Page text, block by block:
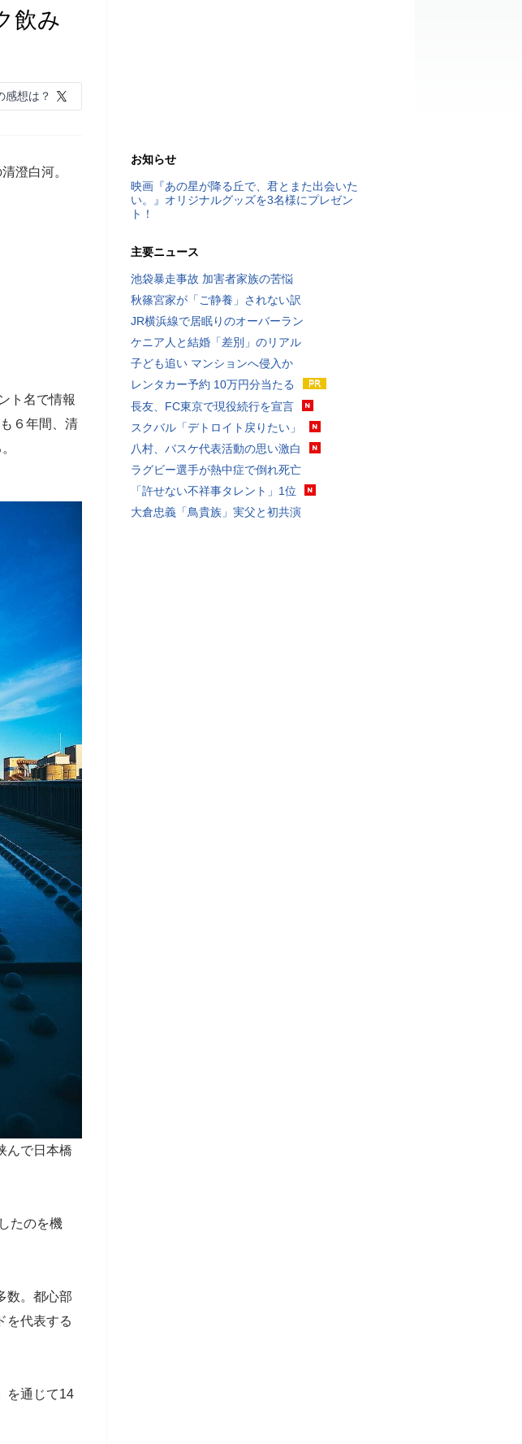
飲み
感想は？
澄白河。
ト名で情報
６年間、清
んで日本橋
たのを機
数。都心部
を代表する
を通じて14
お知らせ
映画『あの星が降る丘で、君とまた出会いた
い。』オリジナルグッズを3名様にプレゼン
ト！
主要ニュース
池袋暴走事故 加害者家族の苦悩
秋篠宮家が「ご静養」されない訳
JR横浜線で居眠りのオーバーラン
ケニア人と結婚「差別」のリアル
子ども追い マンションへ侵入か
レンタカー予約 10万円分当たる
長友、FC東京で現役続行を宣言
スクバル「デトロイト戻りたい」
八村、バスケ代表活動の思い激白
ラグビー選手が熱中症で倒れ死亡
「許せない不祥事タレント」1位
大倉忠義「鳥貴族」実父と初共演